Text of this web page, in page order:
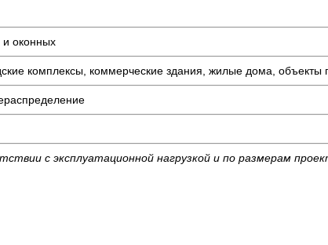
оконных
комплексы, коммерческие здания, жилые дома, объекты
с эксплуатационной нагрузкой и по размерам